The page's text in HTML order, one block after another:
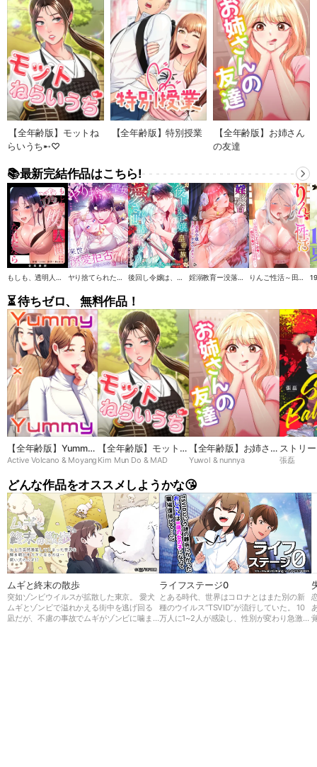
【全年齢版】モットね
らいうち➸♡
【全年齢版】特別授業
【全年齢版】お姉さん
の友達
📚最新完結作品はこちら!
もしも、透明人間になれたなら【全年齢版】 ヤり捨てられた聖女は、来世では溺愛拒否することを誓います【タテヨミ】 後回し令嬢は、皇帝一族の愛され世話係になりました【タテヨミ】 婬溺教育ー没落令嬢 リオン・エーデルシュタインー【ソフト版】【フルカラー】【タテヨミ】 りんご性活～田舎育ちのエルフま●こは都会ち●ぽと相性抜群！【ソフト版】【フルカラー】【タテヨミ】
⏳ 待ちゼロ、 無料作品！
【全年齢版】Yummy
× Yummy
Active Volcano & Moyang
【全年齢版】モットね
らいうち➸♡
Kim Mun Do & MAD
【全年齢版】お姉さん
の友達
Yuwol & nunnya
ストリ
ーナ
張磊
どんな作品をオススメしようかな😘
ムギと終末の散歩
突如ゾンビウイルスが拡散した東京。 愛犬
ムギとゾンビで溢れかえる街中を逃げ回る
凪だが、不慮の事故でムギがゾンビに噛ま
ライフステージ0
とある時代、世界はコロナとはまた別の新
種のウイルス“TSVID”が流行していた。 10
万人に1~2人が感染し、性別が変わり急激に